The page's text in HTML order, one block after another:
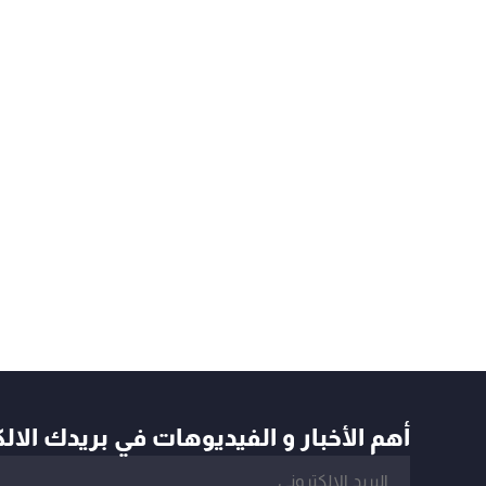
أهم الأخبار و الفيديوهات في بريدك